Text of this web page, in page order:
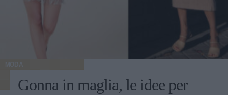
MODA
Gonna in maglia, le idee per